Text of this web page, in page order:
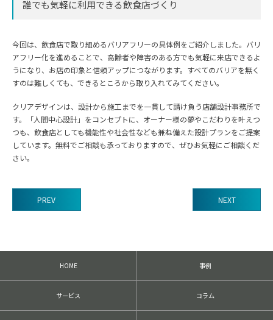
誰でも気軽に利用できる飲食店づくり
今回は、飲食店で取り組めるバリアフリーの具体例をご紹介しました。バリ
アフリー化を進めることで、高齢者や障害のある方でも気軽に来店できるよ
うになり、お店の印象と信頼アップにつながります。すべてのバリアを無く
すのは難しくても、できるところから取り入れてみてください。
クリアデザインは、設計から施工までを一貫して請け負う店舗設計事務所で
す。「人間中心設計」をコンセプトに、オーナー様の夢やこだわりを叶えつ
つも、飲食店としても機能性や社会性なども兼ね備えた設計プランをご提案
しています。無料でご相談も承っておりますので、ぜひお気軽にご相談くだ
さい。
の
へ
ン
PREV NEXT
HOME 事例
サービス コラム